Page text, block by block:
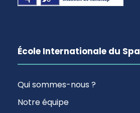
École Internationale du Spa
Qui sommes-nous ?
Notre équipe